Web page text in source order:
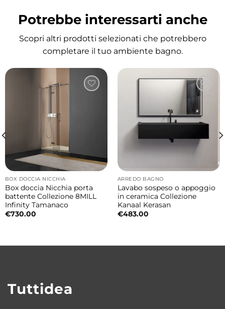
La combinazione tra forma rettangolare e
elegante e contemporanea. Le dimensioni
soluzione ideale per bagni condivisi o per chi
desidera maggiore comodità e
Misure
120×45×h16 cm
Installazione sospesa o da appoggio
Il lavabo può essere installato sia in versione
sospesa sia da appoggio, offrendo ampia
libertà progettuale. La configurazione
Possibilità di aggiungere piano
Potrebbe interessarti anche
Scopri altri prodotti selezionati che potrebbero
completare il tuo ambiente bagno.
BOX DOCCIA NICCHIA
Box doccia Nicchia porta
battente Collezione 8MILL
Infinity Tamanaco
€730.00
ARREDO BAGNO
Lavabo sospeso o appoggio
in ceramica Collezione
Kanaal Kerasan
€483.00
Tuttidea